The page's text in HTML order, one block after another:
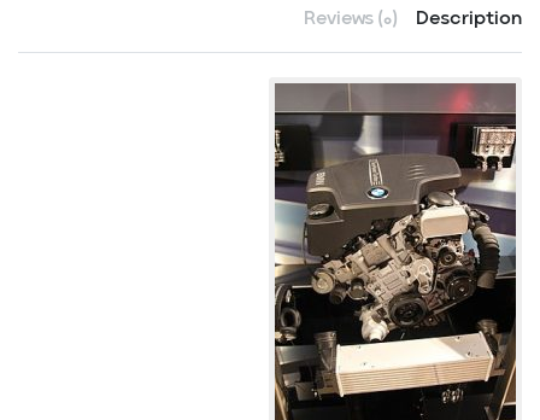
Description
Reviews (0)